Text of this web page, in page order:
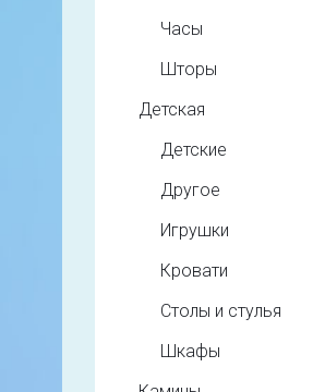
Часы
Шторы
Детская
Детские
Другое
Игрушки
Кровати
Столы и стулья
Шкафы